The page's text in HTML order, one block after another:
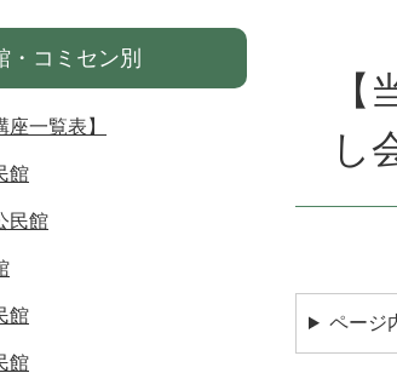
し
ページ
・コミセン別
座一覧表】
館
民館
館
館